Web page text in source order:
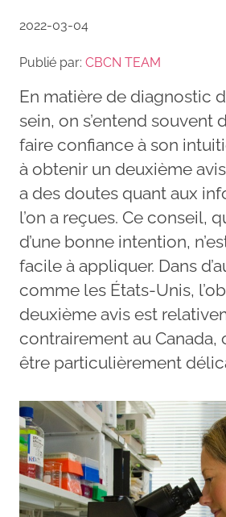
2022-03-04
Publié par: CBCN TEAM
En matière de diagnostic
sein, on s’entend souvent
faire confiance à son
à obtenir un deuxième
a des doutes quant aux
l’on a reçues. Ce conseil,
d’une bonne intention,
facile à appliquer. Dans
comme les États-Unis,
deuxième avis est
contrairement au Canada,
être particulièrement